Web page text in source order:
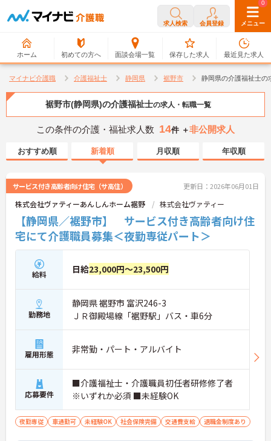
求人検索 会員登録 メニュー
ホーム 初めての方へ 面談会場一覧
0
保存した求人
0
最近見た求人
マイナビ介護職 介護福祉士 静岡県 裾野市 静岡県の介護福祉士の
裾野市(静岡県)の介護福祉士の求人・転職一覧
この条件の介護・福祉求人数 14件 ＋非公開求人
おすすめ順 新着順 月収順 年収順
サービス付き高齢者向け住宅（サ高住） 更新日：2026年06月01日
株式会社ヴァティーあんしんホーム裾野 株式会社ヴァティー
【静岡県／裾野市】 サービス付き高齢者向け住
宅にて介護職員募集＜夜勤専従パート＞
給料 日給23,000円～23,500円
勤務地
静岡県 裾野市 富沢246-3
ＪＲ御殿場線「裾野駅」バス・車6分
雇用形態 非常勤・パート・アルバイト
応募要件
■介護福祉士・介護職員初任者研修修了者
※いずれか必須 ■未経験OK
夜勤専従 車通勤可 未経験OK 社会保険完備 交通費支給 退職金制度あり